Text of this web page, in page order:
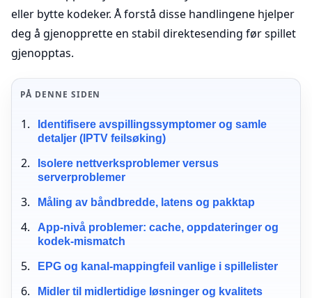
eller bytte kodeker. Å forstå disse handlingene hjelper
deg å gjenopprette en stabil direktesending før spillet
gjenopptas.
PÅ DENNE SIDEN
Identifisere avspillingssymptomer og samle
detaljer (IPTV feilsøking)
Isolere nettverksproblemer versus
serverproblemer
Måling av båndbredde, latens og pakktap
App-nivå problemer: cache, oppdateringer og
kodek-mismatch
EPG og kanal-mappingfeil vanlige i spillelister
Midler til midlertidige løsninger og kvalitets